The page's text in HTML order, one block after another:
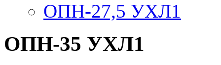
ОПН-27,5 УХЛ1
ОПН-35 УХЛ1